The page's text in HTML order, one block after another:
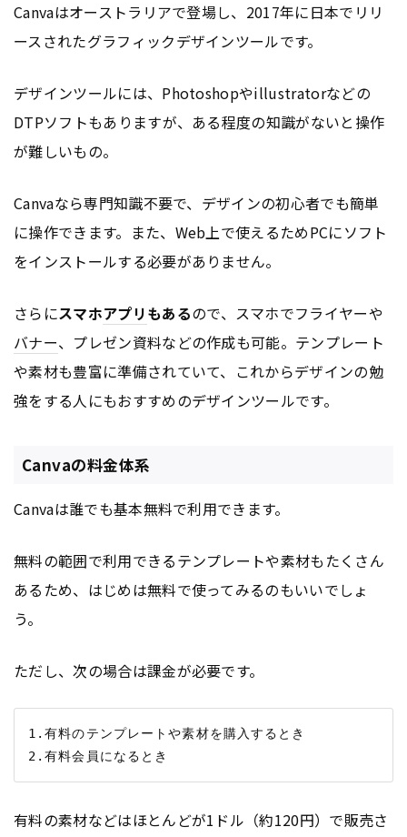
Canvaはオーストラリアで登場し、2017年に日本でリリ
ースされたグラフィックデザインツールです。
デザインツールには、Photoshopやillustratorなどの
DTPソフトもありますが、ある程度の知識がないと操作
が難しいもの。
Canvaなら専門知識不要で、デザインの初心者でも簡単
に操作できます。また、Web上で使えるためPCにソフト
をインストールする必要がありません。
さらにスマホアプリもあるので、スマホでフライヤーや
バナー、プレゼン資料などの作成も可能。テンプレート
や素材も豊富に準備されていて、これからデザインの勉
強をする人にもおすすめのデザインツールです。
Canvaの料金体系
Canvaは誰でも基本無料で利用できます。
無料の範囲で利用できるテンプレートや素材もたくさん
あるため、はじめは無料で使ってみるのもいいでしょ
う。
ただし、次の場合は課金が必要です。
1.有料のテンプレートや素材を購入するとき
有料の素材などはほとんどが1ドル（約120円）で販売さ